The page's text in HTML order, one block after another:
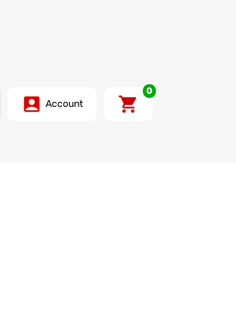
Account
0